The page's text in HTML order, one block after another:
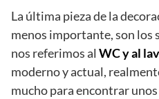
La última pieza de la
menos importante, son los
nos referimos al WC y al
moderno y actual,
mucho para encontrar